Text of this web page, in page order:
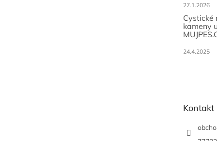
27.1.2026
Cystické
kameny
24.4.2025
Kontakt